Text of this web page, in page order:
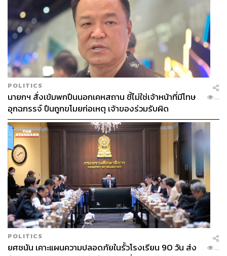
POLITICS
นายกฯ สั่งเข้มพกปืนนอกเคหสถาน ชี้ไม่ใช่เจ้าหน้าที่มีโทษ
อุกฉกรรจ์ ปืนถูกขโมยก่อเหตุ เจ้าของร่วมรับผิด
...
POLITICS
ยศชนัน เคาะแผนความปลอดภัยในรั้วโรงเรียน 90 วัน ส่ง
...